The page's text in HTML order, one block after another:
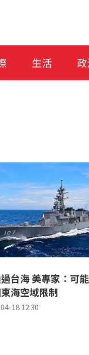
生活
台海 美專家：可
海空域限制
18 12:30